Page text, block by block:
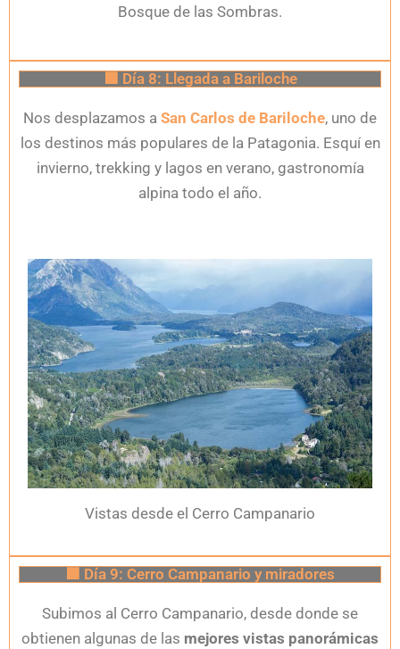
Bosque de las Sombras.
🟩 Día 8: Llegada a Bariloche
Nos desplazamos a San Carlos de Bariloche, uno de
los destinos más populares de la Patagonia. Esquí en
invierno, trekking y lagos en verano, gastronomía
alpina todo el año.
Vistas desde el Cerro Campanario
🟩 Día 9: Cerro Campanario y miradores
Subimos al Cerro Campanario, desde donde se
obtienen algunas de las mejores vistas panorámicas